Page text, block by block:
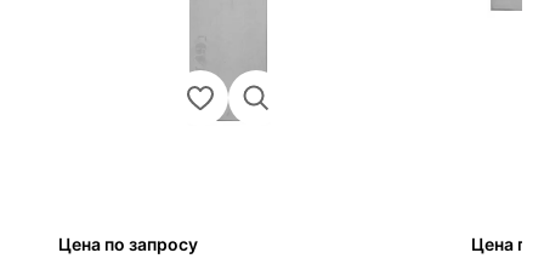
Цена по запросу Цена по